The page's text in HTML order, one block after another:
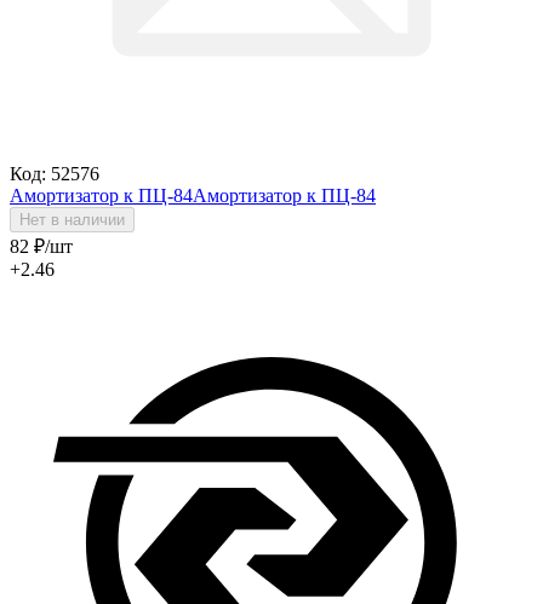
Код: 52576
Амортизатор к ПЦ-84Амортизатор к ПЦ-84
Нет в наличии
82 ₽/шт
+2.46